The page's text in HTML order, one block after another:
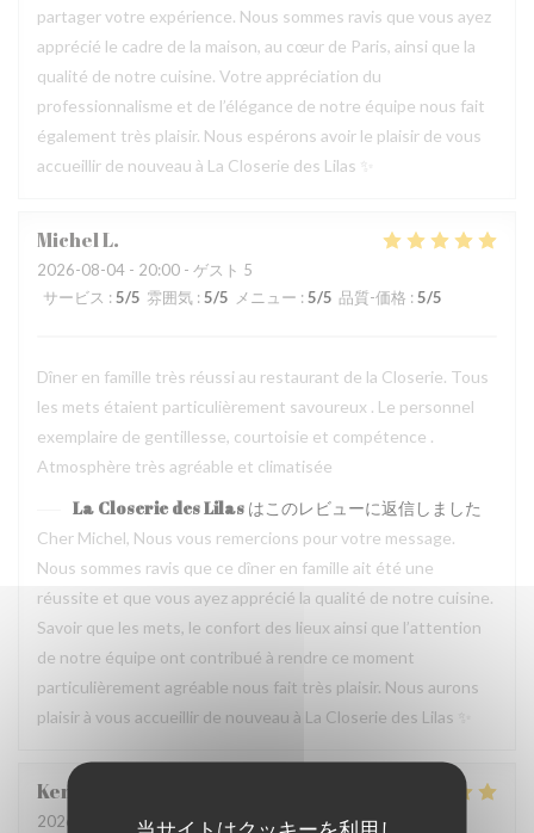
partager votre expérience. Nous sommes ravis que vous ayez
apprécié le cadre de la maison, au cœur de Paris, ainsi que la
qualité de notre cuisine. Votre appréciation du
professionnalisme et de l’élégance de notre équipe nous fait
également très plaisir. Nous espérons avoir le plaisir de vous
accueillir de nouveau à La Closerie des Lilas ✨
MichelL
2026-08-04 - 20:00 - ゲスト 5
サービス : 5/5 雰囲気 : 5/5 メニュー : 5/5 品質-価格 : 5/5
Dîner en famille très réussi au restaurant de la Closerie. Tous
les mets étaient particulièrement savoureux . Le personnel
exemplaire de gentillesse, courtoisie et compétence .
Atmosphère très agréable et climatisée
La Closerie des Lilas はこのレビューに返信しました
Cher Michel, Nous vous remercions pour votre message.
Nous sommes ravis que ce dîner en famille ait été une
réussite et que vous ayez apprécié la qualité de notre cuisine.
Savoir que les mets, le confort des lieux ainsi que l’attention
de notre équipe ont contribué à rendre ce moment
particulièrement agréable nous fait très plaisir. Nous aurons
plaisir à vous accueillir de nouveau à La Closerie des Lilas ✨
Kemei
2026-07-31 - 12:45 - ゲスト 5